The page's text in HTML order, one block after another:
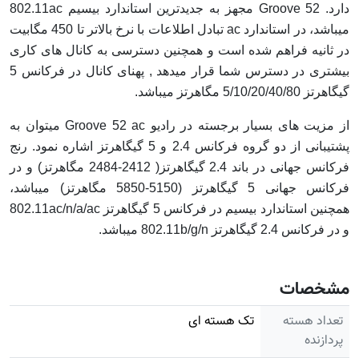
دارد. Groove 52 مجهز به جدیدترین استاندارد بیسیم 802.11ac
میباشد، در استاندارد ac تبادل اطلاعات با نرخ بالاتر تا 450 مگابیت
در ثانیه فراهم شده است و همچنین دسترسی به کانال های کاری
بیشتری در دسترس شما قرار میدهد , پهنای کانال در فرکانس 5
گیگاهرتز 5/10/20/40/80 مگاهرتز میباشد.
از مزیت های بسیار برجسته در رادیو Groove 52 ac میتوان به
پشتیبانی از دو گروه فرکانس 2.4 و 5 گیگاهرتز اشاره نمود. رنج
فرکانس جهانی در باند 2.4 گیگاهرتز
( 2412-2484 مگاهرتز) و در
فرکانس جهانی 5 گیگاهرتز (5150-5850 مگاهرتز) میباشد،
همچنین استاندارد بیسیم در فرکانس 5 گیگاهرتز 802.11ac/n/a/ac
و در فرکانس 2.4 گیگاهرتز 802.11b/g/n میباشد.
مشخصات
تعداد هسته
پردازنده
تک هسته ای